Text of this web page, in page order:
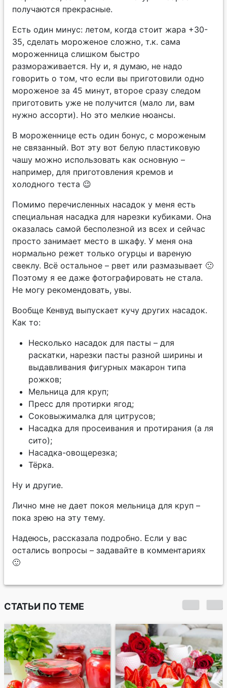
получаются прекрасные.
Есть один минус: летом, когда стоит жара +30-
35, сделать мороженое сложно, т.к. сама
мороженница слишком быстро
размораживается. Ну и, я думаю, не надо
говорить о том, что если вы приготовили одно
мороженое за 45 минут, второе сразу следом
приготовить уже не получится (мало ли, вам
нужно ассорти). Но это мелкие нюансы.
В мороженнице есть один бонус, с мороженым
не связанный. Вот эту вот белую пластиковую
чашу можно использовать как основную –
например, для приготовления кремов и
холодного теста 😉
Помимо перечисленных насадок у меня есть
специальная насадка для нарезки кубиками. Она
оказалась самой бесполезной из всех и сейчас
просто занимает место в шкафу. У меня она
нормально режет только огурцы и вареную
свеклу. Всё остальное – рвет или размазывает 🙁
Поэтому я ее даже фотографировать не стала.
Не могу рекомендовать, увы.
Вообще Кенвуд выпускает кучу других насадок.
Как то:
Несколько насадок для пасты – для
раскатки, нарезки пасты разной ширины и
выдавливания фигурных макарон типа
рожков;
Мельница для круп;
Пресс для протирки ягод;
Соковыжималка для цитрусов;
Насадка для просеивания и протирания (а ля
сито);
Насадка-овощерезка;
Тёрка.
Ну и другие.
Лично мне не дает покоя мельница для круп –
пока зрею на эту тему.
Надеюсь, рассказала подробно. Если у вас
остались вопросы – задавайте в комментариях
🙂
СТАТЬИ ПО ТЕМЕ
Подборка рецептов
к посту. Постные
горячие блюда,
супы, салаты и
десерты